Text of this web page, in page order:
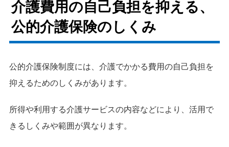
介護費用の自己負担を抑える、
公的介護保険のしくみ
公的介護保険制度には、介護でかかる費用の自己負担を
抑えるためのしくみがあります。
所得や利用する介護サービスの内容などにより、活用で
きるしくみや範囲が異なります。